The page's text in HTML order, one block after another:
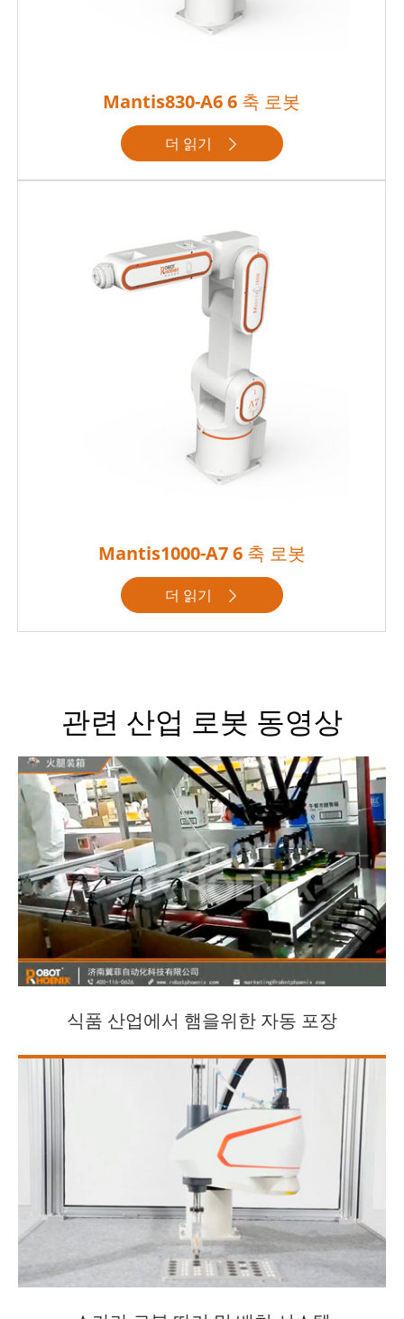
Mantis830-A6 6 축 로봇
더 읽기 
Mantis1000-A7 6 축 로봇
더 읽기 
관련 산업 로봇 동영상
식품 산업에서 햄을위한 자동 포장